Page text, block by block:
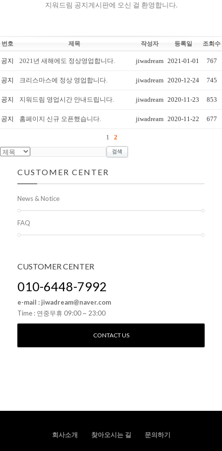
지워드림 공지게시판에 오신 걸 환영합니다.
번호 제목 작성자 등록일 조회수
공지 2021년 새해에도 정상영업합니다. jiwadream 2021-01-01 767
공지 크리스마스에 정상 영업합니다. jiwadream 2020-12-24 745
공지 지워드림 영업시간 안내드립니다. jiwadream 2020-11-23 853
공지 홈페이지 신규 오픈했습니다. jiwadream 2020-11-22 677
1 2
CUSTOMER CENTER
News & Notice
FAQ
CUSTOMERCENTER
010-6448-7992
e-mail : jiwadream@naver.com
Time : 연중무휴 09:00 ~ 23:00
CONTACT US
회사소개 찾아오시는 길 문의하기